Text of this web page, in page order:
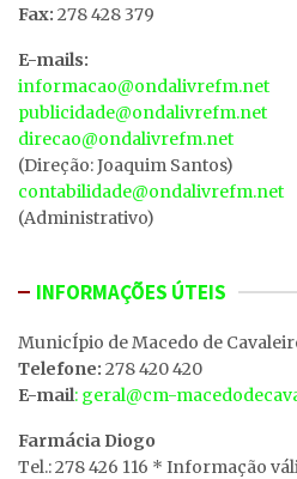
Fax: 278 428 379
E-mails:
informacao@ondalivrefm.net
publicidade@ondalivrefm.net
direcao@ondalivrefm.net
(Direção: Joaquim Santos)
contabilidade@ondalivrefm.net
(Administrativo)
INFORMAÇÕES ÚTEIS
MunicÍpio de Macedo de
Telefone: 278 420 420
E-mail: geral@cm-
Farmácia Diogo
Tel.: 278 426 116 * Informação